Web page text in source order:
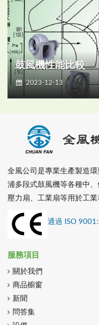
鼓風機性能比較
2023-12-13
全風公司是專業生產製造
浦多段式鼓風機等各種中
壓力扇、工業扇等用於工
通過 ISO
服務項目
關於我們
商品櫥窗
新聞
問答集